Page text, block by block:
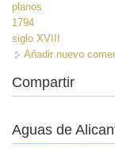
planos
1794
siglo XVIII
Añadir nuevo
Compartir
Aguas de